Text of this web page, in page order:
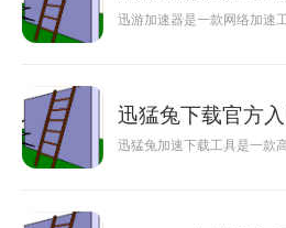
迅游加速器是一款网络加速
迅猛兔下载官方
迅猛兔加速下载工具是一款